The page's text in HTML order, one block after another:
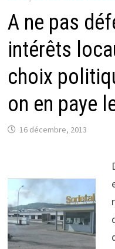
A ne pas
intérêts
choix
on en paye
16 décembre, 2013